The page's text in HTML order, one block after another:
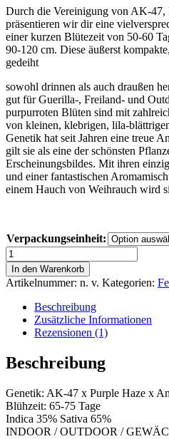
Durch die Vereinigung von AK-47,
präsentieren wir dir eine
einer kurzen Blütezeit von 50-60
90-120 cm. Diese äußerst
gedeiht
sowohl drinnen als auch draußen
gut für Guerilla-, Freiland- und
purpurroten Blüten sind mit
von kleinen, klebrigen, lila-
Genetik hat seit Jahren eine treue
gilt sie als eine der schönsten
Erscheinungsbildes. Mit ihren
und einer fantastischen
einem Hauch von Weihrauch wird
Verpackungseinheit:
Purple
Haze
47
Menge
In den Warenkorb
Artikelnummer: n. v. Kategorien:
Beschreibung
Zusätzliche Informationen
Rezensionen (1)
Beschreibung
Genetik: AK-47 x Purple Haze x
Blühzeit: 65-75 Tage
Indica 35% Sativa 65%
INDOOR / OUTDOOR /